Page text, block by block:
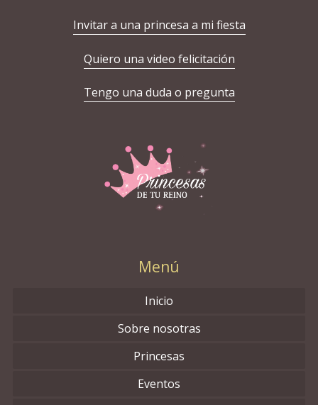
Invitar a una princesa a mi fiesta
Quiero una video felicitación
Tengo una duda o pregunta
Menú
Inicio
Sobre nosotras
Princesas
Eventos